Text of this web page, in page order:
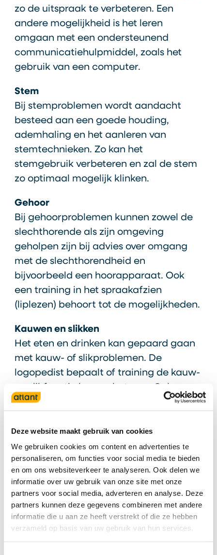
Deze website maakt gebruik van cookies
We gebruiken cookies om content en advertenties te
personaliseren, om functies voor social media te bieden
en om ons websiteverkeer te analyseren. Ook delen we
informatie over uw gebruik van onze site met onze
partners voor social media, adverteren en analyse. Deze
partners kunnen deze gegevens combineren met andere
informatie die u aan ze heeft verstrekt of die ze hebben
verzameld op basis van uw gebruik van hun services.
zo de uitspraak te verbeteren. Een
andere mogelijkheid is het leren
omgaan met een ondersteunend
communicatiehulpmiddel, zoals het
gebruik van een computer.
Stem
Bij stemproblemen wordt aandacht
besteed aan een goede houding,
ademhaling en het aanleren van
stemtechnieken. Zo kan het
stemgebruik verbeteren en zal de stem
zo optimaal mogelijk klinken.
Gehoor
Bij gehoorproblemen kunnen zowel de
slechthorende als zijn omgeving
geholpen zijn bij advies over omgang
met de slechthorendheid en
bijvoorbeeld een hoorapparaat. Ook
een training in het spraakafzien
(liplezen) behoort tot de mogelijkheden.
Kauwen en slikken
Het eten en drinken kan gepaard gaan
met kauw- of slikproblemen. De
logopedist bepaalt of training de kauw-
wordt er gekeken of aanpassing van de
kunnen adviezen voor houding en voor
aangepaste sliktechnieken gegeven
worden.
De logopedie wordt verzorgd door de
volgende therapeuten:
Janneke Albers